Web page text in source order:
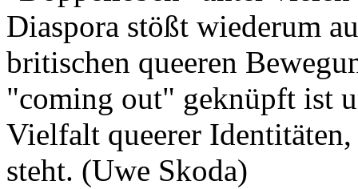
Diaspora stößt wiederum
britischen queeren
"coming out" geknüpft ist
Vielfalt queerer
steht. (Uwe Skoda)